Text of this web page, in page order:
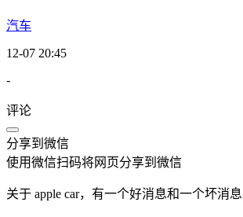
汽车
12-07 20:45
-
评论
分享到微信
使用微信扫码将网页分享到微信
关于 apple car，有一个好消息和一个坏消息